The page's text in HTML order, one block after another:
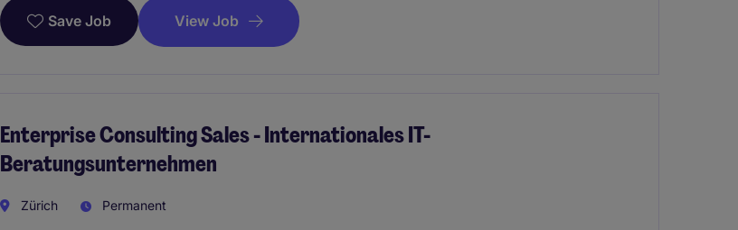
Save Job View Job
Enterprise Consulting Sales - Internationales IT-
Beratungsunternehmen
Zürich Permanent